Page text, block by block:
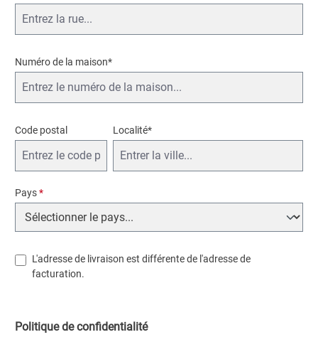
Numéro de la maison*
Code postal Localité*
Pays*
L'adresse de livraison est différente de l'adresse de
facturation.
Politique de confidentialité